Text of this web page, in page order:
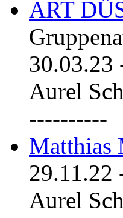
ART
30.03.23
Aurel
----------
Matthias
29.11.22
Aurel